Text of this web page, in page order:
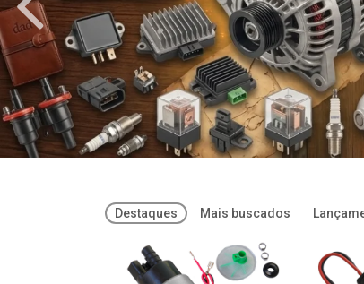
Destaques Mais buscados